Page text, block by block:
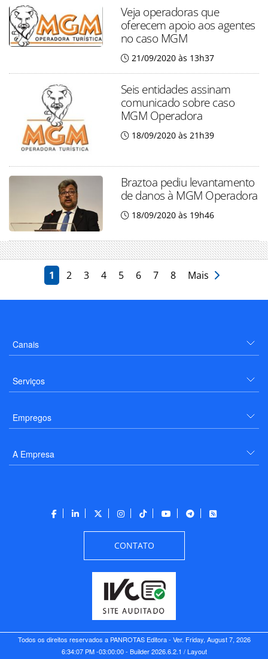
Veja operadoras que
oferecem apoio aos agentes
no caso MGM
21/09/2020 às 13h37
Seis entidades assinam
comunicado sobre caso
MGM Operadora
18/09/2020 às 21h39
Braztoa pediu levantamento
de danos à MGM Operadora
18/09/2020 às 19h46
1 2 3 4 5 6 7 8 Mais
Canais
Serviços
Empregos
A Empresa
CONTATO
Todos os direitos reservados a PANROTAS Editora - Ver. Friday, August 7, 2026
6:34:07 PM -03:00:00 - Builder 2026.6.2.1 / Layout